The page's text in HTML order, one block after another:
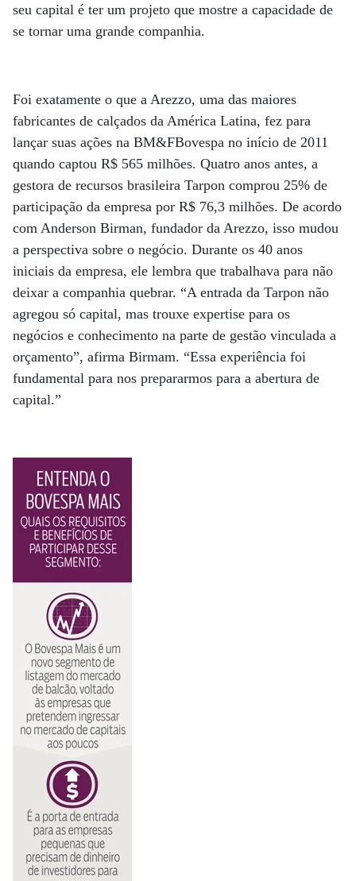
seu capital é ter um projeto que mostre a capacidade de
se tornar uma grande companhia.
Foi exatamente o que a Arezzo, uma das maiores
fabricantes de calçados da América Latina, fez para
lançar suas ações na BM&FBovespa no início de 2011
quando captou R$ 565 milhões. Quatro anos antes, a
gestora de recursos brasileira Tarpon comprou 25% de
participação da empresa por R$ 76,3 milhões. De acordo
com Anderson Birman, fundador da Arezzo, isso mudou
a perspectiva sobre o negócio. Durante os 40 anos
iniciais da empresa, ele lembra que trabalhava para não
deixar a companhia quebrar. “A entrada da Tarpon não
agregou só capital, mas trouxe expertise para os
negócios e conhecimento na parte de gestão vinculada a
orçamento”, afirma Birmam. “Essa experiência foi
fundamental para nos prepararmos para a abertura de
capital.”